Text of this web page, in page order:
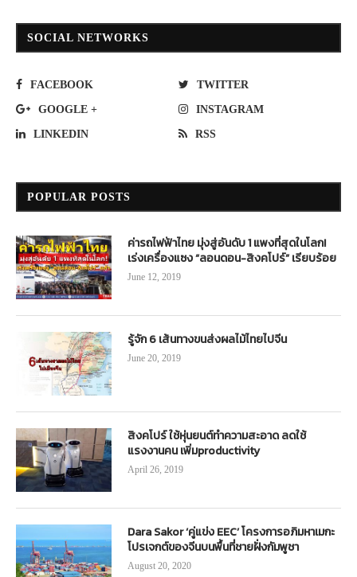
SOCIAL NETWORKS
FACEBOOK TWITTER
GOOGLE + INSTAGRAM
LINKEDIN RSS
POPULAR POSTS
ค่ารถไฟฟ้าไทย มุ่งสู่อันดับ 1 แพงที่สุดในโลก!
เร่งเครื่องแซง “ลอนดอน-สิงคโปร์” เรียบร้อย
June 12, 2019
รู้จัก 6 เส้นทางขนส่งผลไม้ไทยไปจีน
June 20, 2019
สิงคโปร์ ใช้หุ่นยนต์ทำความสะอาด ลดใช้
แรงงานคน เพิ่มproductivity
April 26, 2019
Dara Sakor ‘คู่แข่ง EEC’ โครงการอภิมหาเมกะ
โปรเจกต์ของจีนบนพื้นที่ชายฝั่งกัมพูชา
August 20, 2020